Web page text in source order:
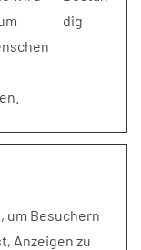
dig
um Besuchern
Anzeigen zu